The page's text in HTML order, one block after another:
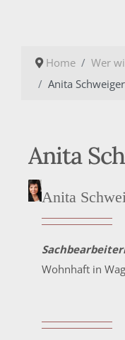
Home Wer
Anita Schweiger
Anita
Anita
Wohnhaft in